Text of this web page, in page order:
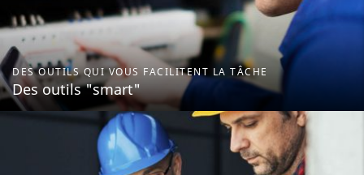
DES OUTILS QUI VOUS FACILITENT LA TÂCHE
Des outils "smart"